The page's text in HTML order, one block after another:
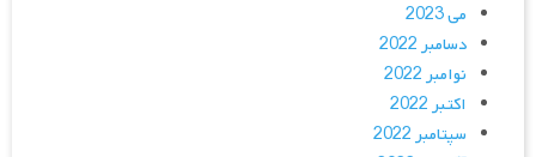
می 2023
دسامبر 2022
نوامبر 2022
اکتبر 2022
سپتامبر 2022